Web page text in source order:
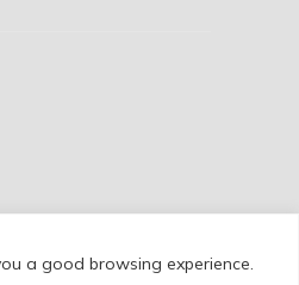
a good browsing experience.
Policy /Legal Warning